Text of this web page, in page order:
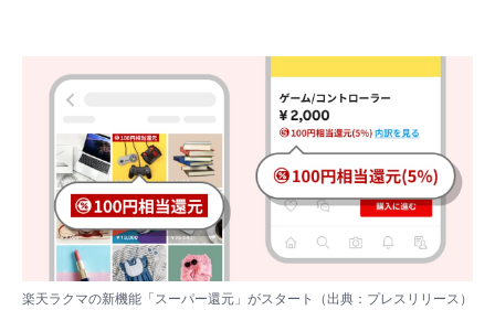
楽天ラクマの新機能「スーパー還元」がスタート（出典：プレスリリース）